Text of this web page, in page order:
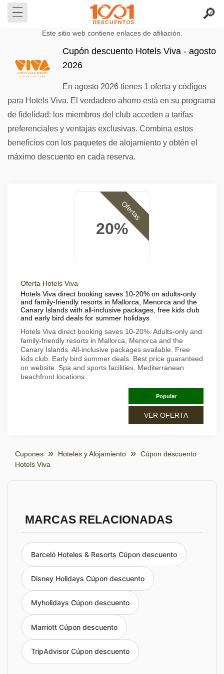
Este sitio web contiene enlaces de afiliación.
Cupón descuento Hotels Viva - agosto
2026
En agosto 2026 tienes 1 oferta y códigos
para Hotels Viva. El verdadero ahorro está en su programa
de fidelidad: los miembros del club acceden a tarifas
preferenciales y ventajas exclusivas. Combina estos
beneficios con los paquetes de alojamiento y obtén el
máximo descuento en cada reserva.
20%
Ofertas
Oferta Hotels Viva
Hotels Viva direct booking saves 10-20% on adults-only
and family-friendly resorts in Mallorca, Menorca and the
Canary Islands with all-inclusive packages, free kids club
and early bird deals for summer holidays
Hotels Viva direct booking saves 10-20%. Adults-only and
family-friendly resorts in Mallorca, Menorca and the
Canary Islands. All-inclusive packages available. Free
kids club. Early bird summer deals. Best price guaranteed
on website. Spa and sports facilities. Mediterranean
beachfront locations
Popular
VER OFERTA
Cupones Hoteles y Alojamiento
Cúpon descuento
Hotels Viva
MARCAS RELACIONADAS
Barceló Hoteles & Resorts Cúpon descuento
Disney Holidays Cúpon descuento
Myholidays Cúpon descuento
Marriott Cúpon descuento
TripAdvisor Cúpon descuento